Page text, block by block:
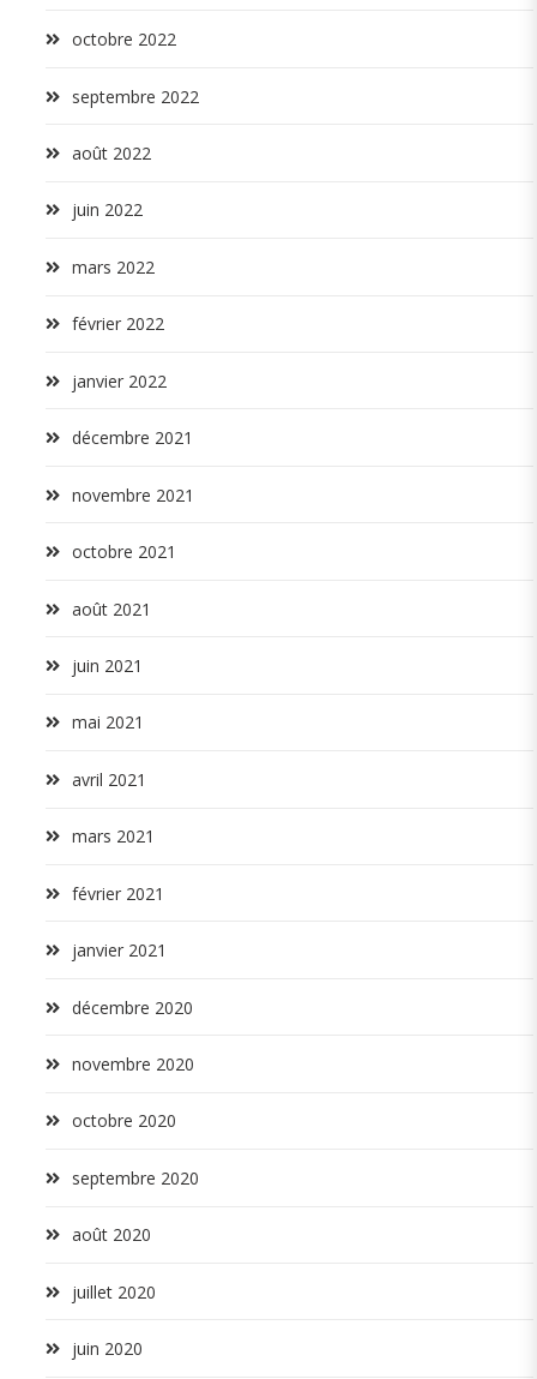
octobre 2022
septembre 2022
août 2022
juin 2022
mars 2022
février 2022
janvier 2022
décembre 2021
novembre 2021
octobre 2021
août 2021
juin 2021
mai 2021
avril 2021
mars 2021
février 2021
janvier 2021
décembre 2020
novembre 2020
octobre 2020
septembre 2020
août 2020
juillet 2020
juin 2020